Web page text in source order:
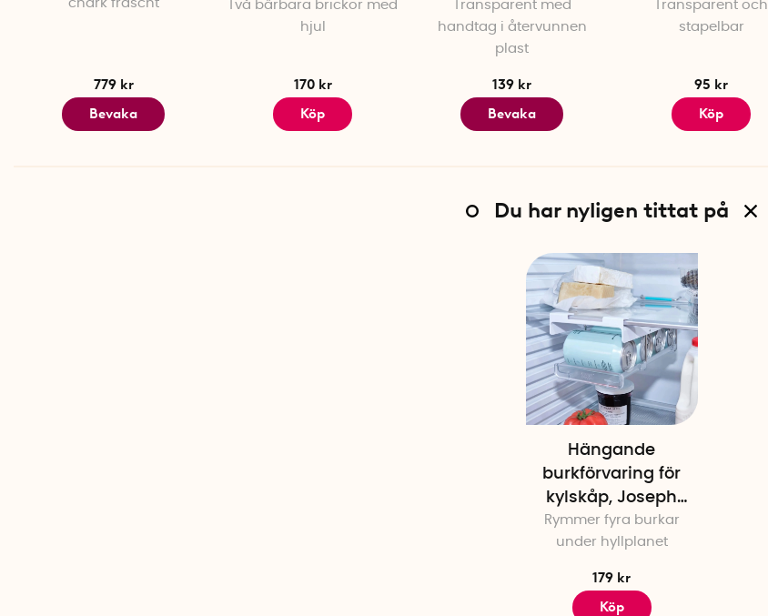
chark fräscht
779 kr
Bevaka
Två bärbara brickor med
hjul
170 kr
Köp
Transparent med
handtag i återvunnen
plast
139 kr
Bevaka
Transparent och
stapelbar
95 kr
Köp
Du har nyligen tittat på
Hängande
burkförvaring för
kylskåp, Joseph
Joseph
Rymmer fyra burkar
under hyllplanet
179 kr
Köp